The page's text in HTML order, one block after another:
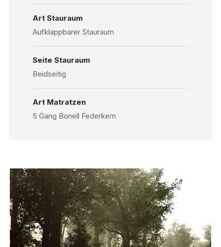
Art Stauraum
Aufklappbarer Stauraum
Seite Stauraum
Beidseitig
Art Matratzen
5 Gang Bonell Federkern